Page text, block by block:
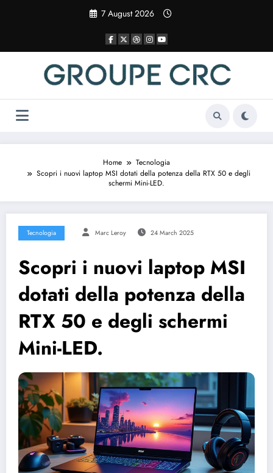
7 August 2026
Home
Tecnologia
Scopri i nuovi laptop MSI dotati della potenza della RTX 50 e degli
schermi Mini-LED.
Tecnologia Marc Leroy 24 March 2025
Scopri i nuovi laptop MSI
dotati della potenza della
RTX 50 e degli schermi
Mini-LED.